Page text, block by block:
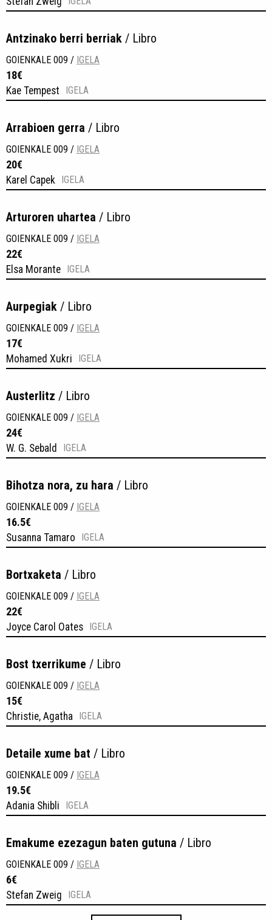
Antzinako berri berriak / Libro
GOIENKALE 009 / IGELA
18€
Kae Tempest IGELA
Arrabioen gerra / Libro
GOIENKALE 009 / IGELA
20€
Karel Capek IGELA
Arturoren uhartea / Libro
GOIENKALE 009 / IGELA
22€
Elsa Morante IGELA
Aurpegiak / Libro
GOIENKALE 009 / IGELA
17€
Mohamed Xukri IGELA
Austerlitz / Libro
GOIENKALE 009 / IGELA
24€
W. G. Sebald IGELA
Bihotza nora, zu hara / Libro
GOIENKALE 009 / IGELA
16.5€
Susanna Tamaro IGELA
Bortxaketa / Libro
GOIENKALE 009 / IGELA
22€
Joyce Carol Oates IGELA
Bost txerrikume / Libro
GOIENKALE 009 / IGELA
15€
Christie, Agatha IGELA
Detaile xume bat / Libro
GOIENKALE 009 / IGELA
19.5€
Adania Shibli IGELA
Emakume ezezagun baten gutuna / Libro
GOIENKALE 009 / IGELA
6€
Stefan Zweig IGELA